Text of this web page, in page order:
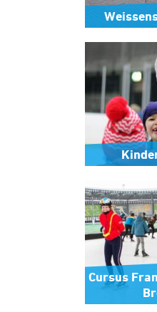
Cursus